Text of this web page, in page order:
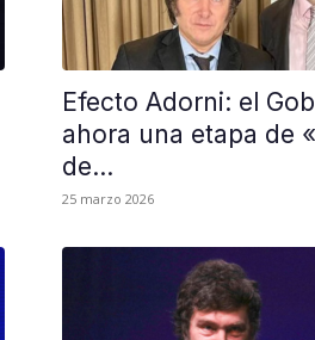
Efecto Adorni: el
ahora una etapa de
de...
25 marzo 2026